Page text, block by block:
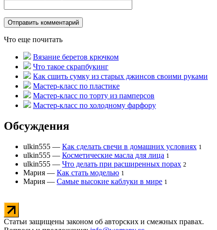
Что еще почитать
Вязание беретов крючком
Что такое скрапбукинг
Как сшить сумку из старых джинсов своими руками
Мастер-класс по пластике
Мастер-класс по торту из памперсов
Мастер-класс по холодному фарфору
Обсуждения
ulkin555 — Как сделать свечи в домашних условиях 1
ulkin555 — Косметические масла для лица 1
ulkin555 — Что делать при расширенных порах 2
Мария — Как стать моделью 1
Мария — Самые высокие каблуки в мире 1
Статьи защищены законом об авторских и смежных правах.